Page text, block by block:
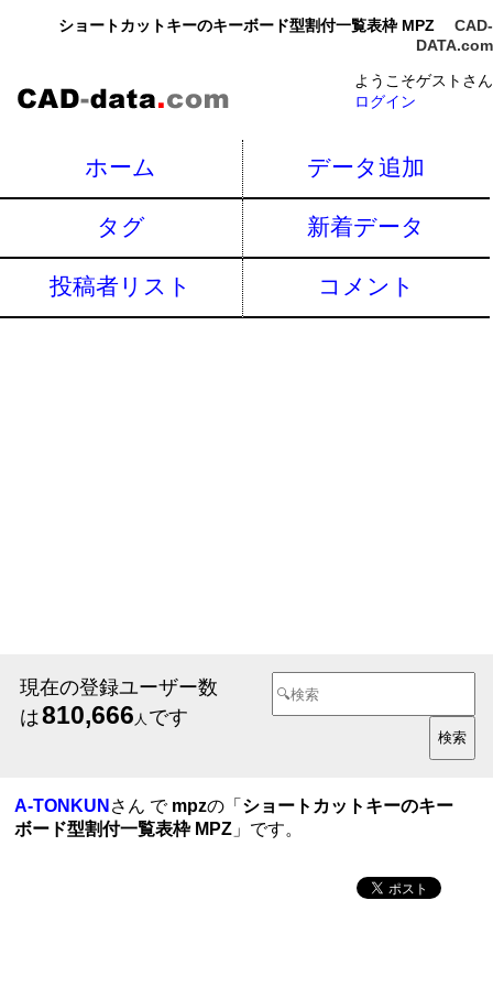
ショートカットキーのキーボード型割付一覧表枠 MPZ
CAD-
DATA.com
ようこそゲストさん
ログイン
ホーム データ追加
タグ 新着データ
投稿者リスト コメント
現在の登録ユーザー数
は810,666 人 です
A-TONKUN さん で mpzの「 ショートカットキーのキー
ボード型割付一覧表枠 MPZ 」です。